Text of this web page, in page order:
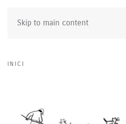
Skip to main content
INICI